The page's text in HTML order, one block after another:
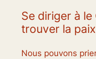
Se diriger à
trouver la
Nous pouvons